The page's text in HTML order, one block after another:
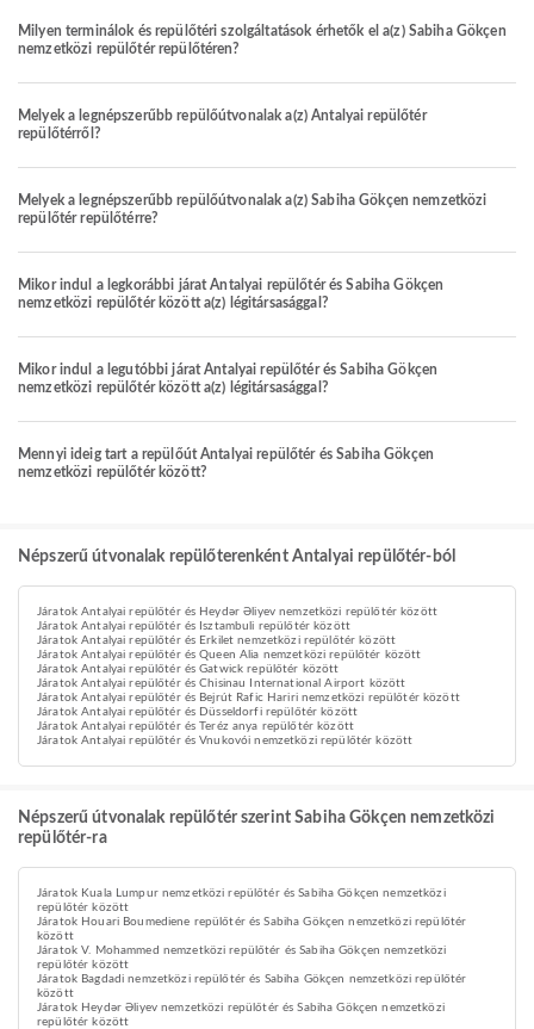
Milyen terminálok és repülőtéri szolgáltatások érhetők el a(z) Sabiha Gökçen
nemzetközi repülőtér repülőtéren?
Melyek a legnépszerűbb repülőútvonalak a(z) Antalyai repülőtér
repülőtérről?
Melyek a legnépszerűbb repülőútvonalak a(z) Sabiha Gökçen nemzetközi
repülőtér repülőtérre?
Mikor indul a legkorábbi járat Antalyai repülőtér és Sabiha Gökçen
nemzetközi repülőtér között a(z) légitársasággal?
Mikor indul a legutóbbi járat Antalyai repülőtér és Sabiha Gökçen
nemzetközi repülőtér között a(z) légitársasággal?
Mennyi ideig tart a repülőút Antalyai repülőtér és Sabiha Gökçen
nemzetközi repülőtér között?
Népszerű útvonalak repülőterenként Antalyai repülőtér-ból
Járatok Antalyai repülőtér és Heydər Əliyev nemzetközi repülőtér között
Járatok Antalyai repülőtér és Isztambuli repülőtér között
Járatok Antalyai repülőtér és Erkilet nemzetközi repülőtér között
Járatok Antalyai repülőtér és Queen Alia nemzetközi repülőtér között
Járatok Antalyai repülőtér és Gatwick repülőtér között
Járatok Antalyai repülőtér és Chisinau International Airport között
Járatok Antalyai repülőtér és Bejrút Rafic Hariri nemzetközi repülőtér között
Járatok Antalyai repülőtér és Düsseldorfi repülőtér között
Járatok Antalyai repülőtér és Teréz anya repülőtér között
Járatok Antalyai repülőtér és Vnukovói nemzetközi repülőtér között
Népszerű útvonalak repülőtér szerint Sabiha Gökçen nemzetközi
repülőtér-ra
Járatok Kuala Lumpur nemzetközi repülőtér és Sabiha Gökçen nemzetközi
repülőtér között
Járatok Houari Boumediene repülőtér és Sabiha Gökçen nemzetközi repülőtér
között
Járatok V. Mohammed nemzetközi repülőtér és Sabiha Gökçen nemzetközi
repülőtér között
Járatok Bagdadi nemzetközi repülőtér és Sabiha Gökçen nemzetközi repülőtér
között
Járatok Heydər Əliyev nemzetközi repülőtér és Sabiha Gökçen nemzetközi
repülőtér között